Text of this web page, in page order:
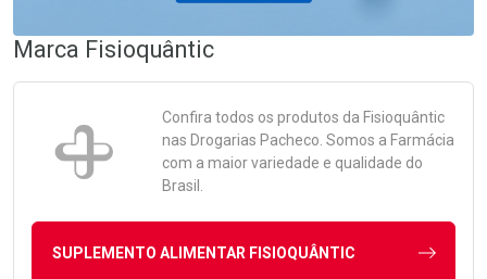
Marca Fisioquântic
Confira todos os produtos da Fisioquântic
nas Drogarias Pacheco. Somos a Farmácia
com a maior variedade e qualidade do
Brasil.
SUPLEMENTO ALIMENTAR FISIOQUÂNTIC